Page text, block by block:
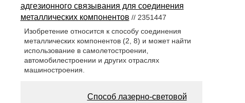
адгезионного связывания для соединения
металлических компонентов // 2351447
Изобретение относится к способу соединения
металлических компонентов (2, 8) и может найти
использование в самолетостроении,
автомобилестроении и других отраслях
машиностроения.
Способ лазерно-световой